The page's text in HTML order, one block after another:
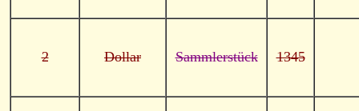
2 Dollar Sammlerstück 1345